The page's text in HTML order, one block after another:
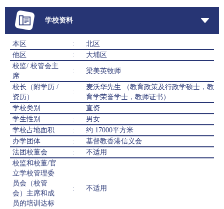
学校资料
本区 :
北区
他区
:
大埔区
校监/ 校管会主
席
: 梁美英牧师
校长（附学历 /
资历）
:
麦沃华先生 （教育政策及行政学硕士，教
育学荣誉学士，教师证书）
学校类别
:
直资
学生性别
:
男女
学校占地面积
:
约 17000平方米
办学团体
:
基督教香港信义会
法团校董会
:
不适用
校监和校董/官
立学校管理委
员会（校管
会）主席和成
员的培训达标
: 不适用